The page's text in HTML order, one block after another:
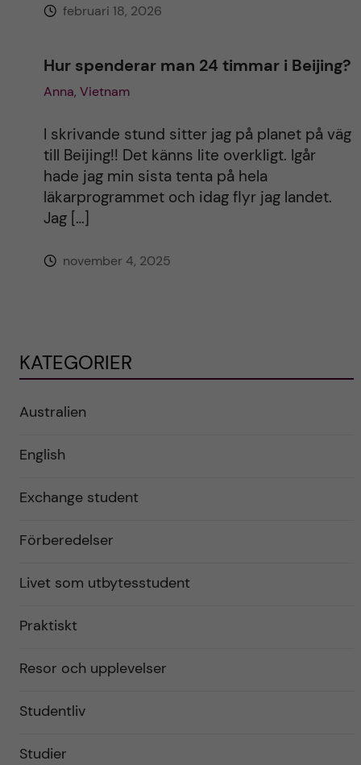
februari 18, 2026
Hur spenderar man 24 timmar i Beijing?
Anna, Vietnam
I skrivande stund sitter jag på planet på väg
till Beijing!! Det känns lite overkligt. Igår
hade jag min sista tenta på hela
läkarprogrammet och idag flyr jag landet.
Jag […]
november 4, 2025
KATEGORIER
Australien
English
Exchange student
Förberedelser
Livet som utbytesstudent
Praktiskt
Resor och upplevelser
Studentliv
Studier